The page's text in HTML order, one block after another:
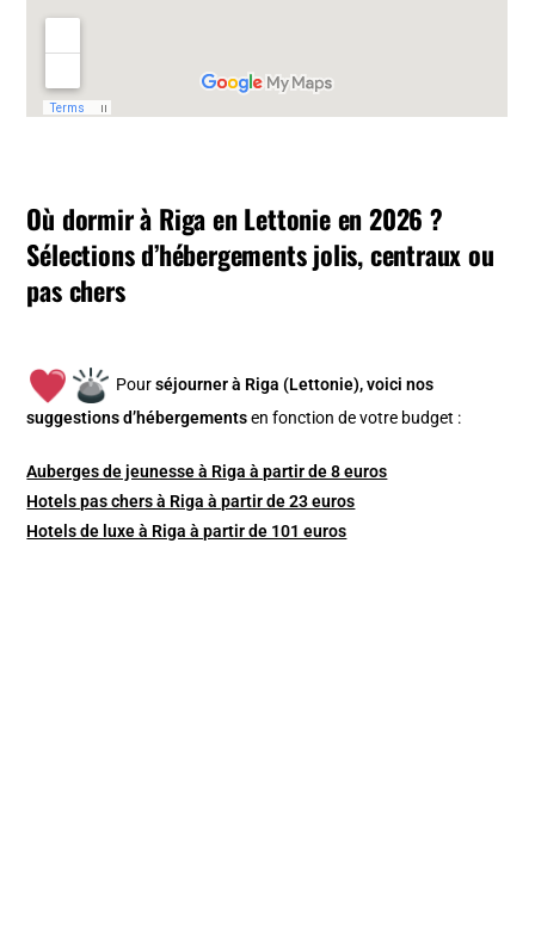
Où dormir à Riga en Lettonie en 2026 ?
Sélections d’hébergements jolis, centraux ou
pas chers
Pourséjourner à Riga (Lettonie), voici nos
suggestions d’hébergements en fonction de votre budget :
Auberges de jeunesse à Riga à partir de 8 euros
Hotels pas chers à Riga à partir de 23 euros
Hotels de luxe à Riga à partir de 101 euros